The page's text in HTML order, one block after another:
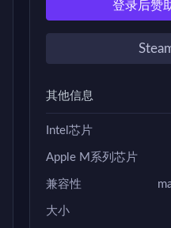
登录后赞
其他信息
Intel芯片
Apple M系列芯片
兼容性
大小